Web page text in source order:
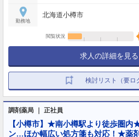
など
勤務地
北海道小樽市
閲覧状況
求人の詳細を見る
検討リスト（要ロ
調剤薬局 ｜ 正社員
【小樽市】★南小樽駅より徒歩圏内
ン…ほか幅広い処方箋も対応！★薬